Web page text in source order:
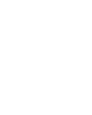
quan trọng trong
Việc leo lên núi,
thám hiểm. Cảm